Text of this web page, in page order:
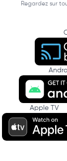
Regardez sur
Apple TV